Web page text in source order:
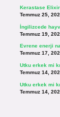
Kerastase
Temmuz 25,
İngilizcede
Temmuz 19,
Evrene enerji
Temmuz 17,
Utku erkek mi
Temmuz 14,
Utku erkek mi
Temmuz 14,